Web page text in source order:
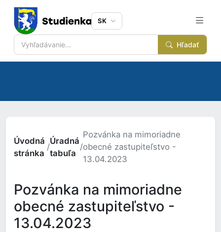
Hľadať
SK
Úvodná
stránka
/
Úradná
tabuľa
/
Pozvánka na mimoriadne
obecné zastupiteľstvo -
13.04.2023
Pozvánka na mimoriadne
obecné zastupiteľstvo -
13.04.2023